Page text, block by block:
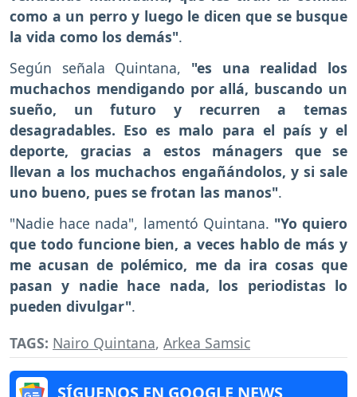
como a un perro y luego le dicen que se busque
la vida como los demás".
Según señala Quintana, "es una realidad los
muchachos mendigando por allá, buscando un
sueño, un futuro y recurren a temas
desagradables. Eso es malo para el país y el
deporte, gracias a estos mánagers que se
llevan a los muchachos engañándolos, y si sale
uno bueno, pues se frotan las manos".
"Nadie hace nada", lamentó Quintana. "Yo quiero
que todo funcione bien, a veces hablo de más y
me acusan de polémico, me da ira cosas que
pasan y nadie hace nada, los periodistas lo
pueden divulgar".
TAGS: Nairo Quintana, Arkea Samsic